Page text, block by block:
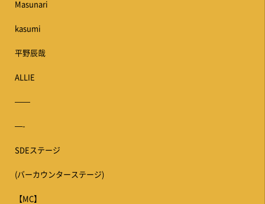
Masunari
kasumi
平野辰哉
ALLIE
——
—-
SDEステージ
(バーカウンターステージ)
【MC】